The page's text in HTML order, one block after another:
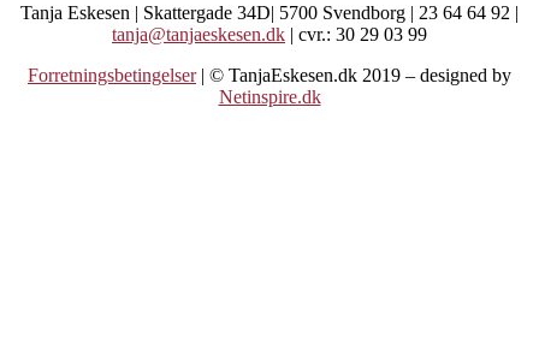
Tanja Eskesen | Skattergade 34D| 5700 Svendborg | 23 64 64 92 |
tanja@tanjaeskesen.dk | cvr.: 30 29 03 99
Forretningsbetingelser | © TanjaEskesen.dk 2019 – designed by
Netinspire.dk